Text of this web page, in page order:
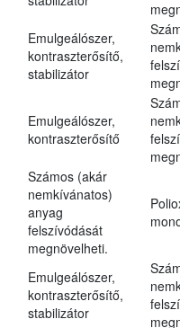
Emulgeálószer,
kontraszterősítő,
stabilizátor
Emulgeálószer,
kontraszterősítő
Számos (akár
nemkívánatos)
anyag
felszívódását
megnövelheti.
Emulgeálószer,
kontraszterősítő,
stabilizátor